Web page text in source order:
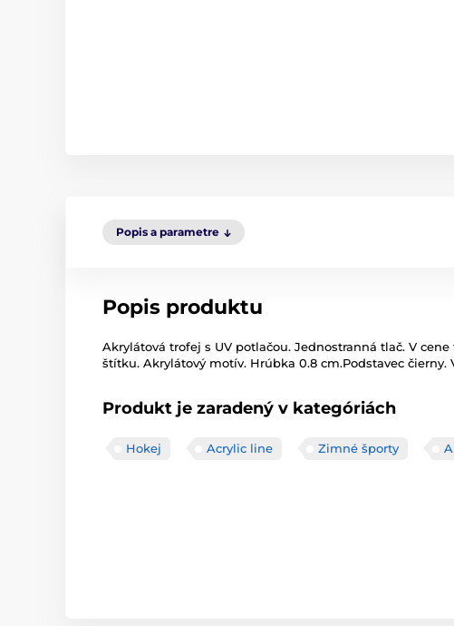
Popis a parametre
Popis produktu
Akrylátová trofej s UV potlačou. Jednostranná tlač. V
štítku. Akrylátový motív. Hrúbka 0.8 cm.Podstavec čierny.
Produkt je zaradený v kategóriách
Hokej Acrylic line Zimné športy